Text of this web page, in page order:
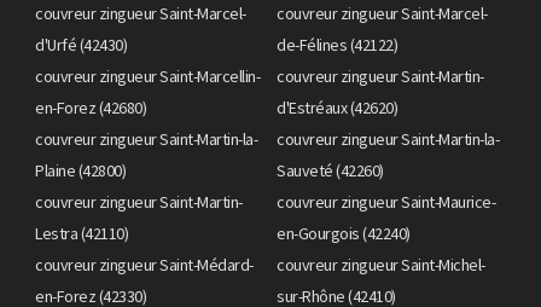
couvreur zingueur Saint-Marcel-
d'Urfé (42430)
couvreur zingueur Saint-Marcel-
de-Félines (42122)
couvreur zingueur Saint-Marcellin-
en-Forez (42680)
couvreur zingueur Saint-Martin-
d'Estréaux (42620)
couvreur zingueur Saint-Martin-la-
Plaine (42800)
couvreur zingueur Saint-Martin-la-
Sauveté (42260)
couvreur zingueur Saint-Martin-
Lestra (42110)
couvreur zingueur Saint-Maurice-
en-Gourgois (42240)
couvreur zingueur Saint-Médard-
en-Forez (42330)
couvreur zingueur Saint-Michel-
sur-Rhône (42410)